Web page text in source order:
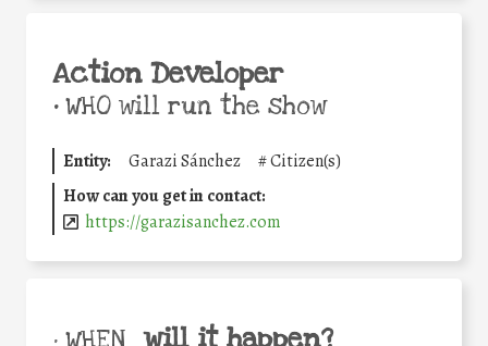
Action Developer
•WHO will run the show
Entity: Garazi Sánchez #Citizen(s)
How can you get in contact:
https://garazisanchez.com